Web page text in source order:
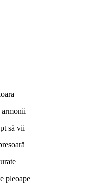
armonii
să vii
pleoape